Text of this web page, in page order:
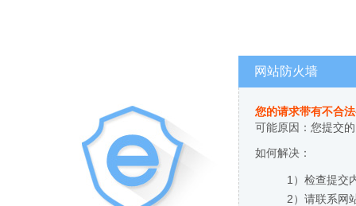
网站防火墙
您的请求带有不合
可能原因：您提交
如何解决：
1）检查提交
2）请联系网